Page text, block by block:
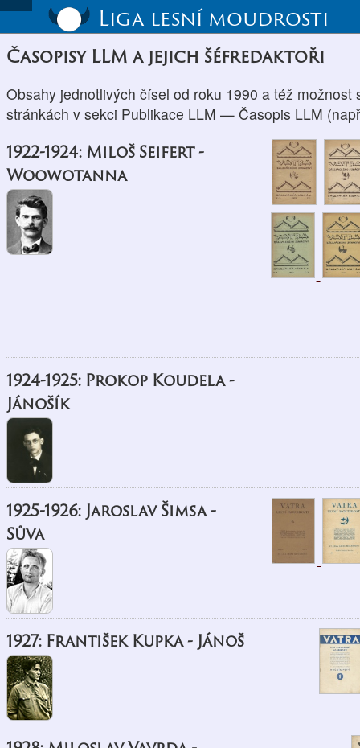
Liga lesní moudrosti
Časopisy LLM a jejich šéfredaktoři
Obsahy jednotlivých čísel od roku 1990 a též
stránkách v sekci Publikace LLM — Časopis LLM
1922-1924: Miloš Seifert -
Woowotanna
1924-1925: Prokop Koudela -
Jánošík
1925-1926: Jaroslav Šimsa -
Sůva
1927: František Kupka - Jánoš